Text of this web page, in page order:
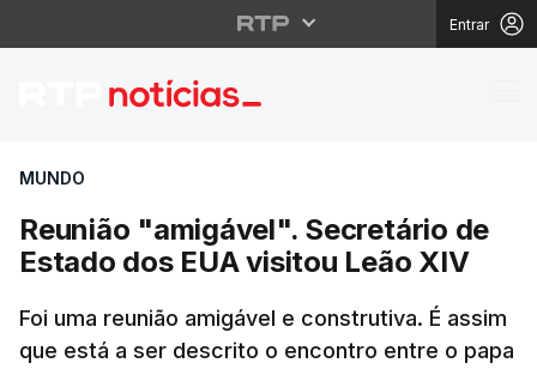
Entrar
Reunião "amigável".
MUNDO
Reunião "amigável". Secretário de
Estado dos EUA visitou Leão XIV
Foi uma reunião amigável e construtiva. É assim
que está a ser descrito o encontro entre o papa